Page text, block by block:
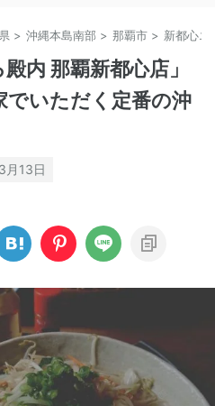
> 沖縄本島南部 > 那覇市 > 新都心エ
内 那覇新都心店」
でいただく定番の沖
月13日